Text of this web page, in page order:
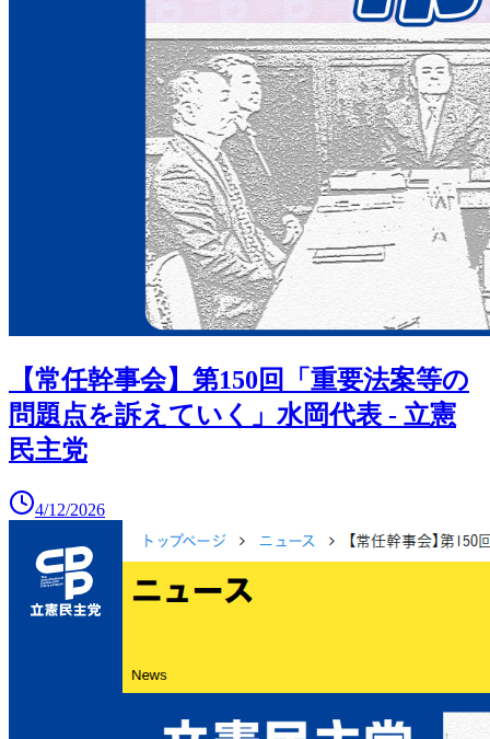
【常任幹事会】第150回「重要法案等の
問題点を訴えていく」水岡代表 - 立憲
民主党
4/12/2026